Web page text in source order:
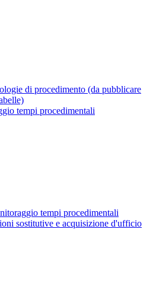
di procedimento (da pubblicare
tempi procedimentali
tempi procedimentali
sostitutive e acquisizione d'ufficio